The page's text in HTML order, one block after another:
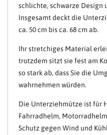
schlichte, schwarze Design
Insgesamt deckt die
ca. 50 cm bis ca. 68 cm ab.
Ihr stretchiges Material
trotzdem sitzt sie fest am
so stark ab, dass Sie die
wahrnehmen würden.
Die Unterziehmütze ist für
Fahrradhelm,
Schutz gegen Wind und